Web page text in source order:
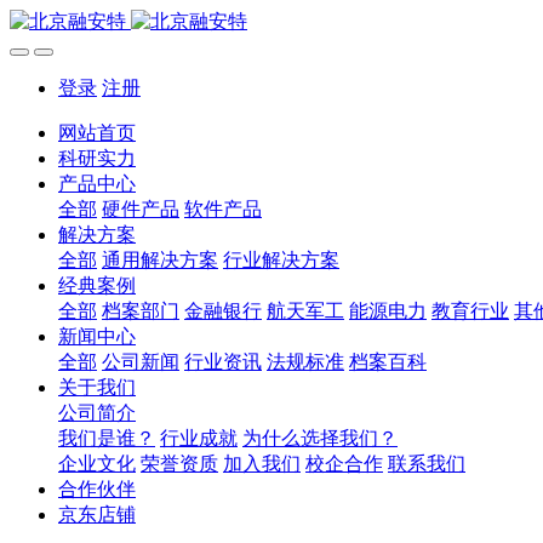
登录 注册
网站首页
科研实力
产品中心
全部 硬件产品 软件产品
解决方案
全部 通用解决方案 行业解决方案
经典案例
全部 档案部门 金融银行 航天军工 能源电力 教育行业 其
新闻中心
全部 公司新闻 行业资讯 法规标准 档案百科
关于我们
公司简介
我们是谁？ 行业成就 为什么选择我们？
企业文化 荣誉资质 加入我们 校企合作 联系我们
合作伙伴
京东店铺